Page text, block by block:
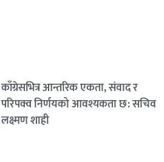
काँग्रेसभित्र आन्तरिक एकता, संवाद र
परिपक्व निर्णयको आवश्यकता छ: सचिव
लक्ष्मण शाही